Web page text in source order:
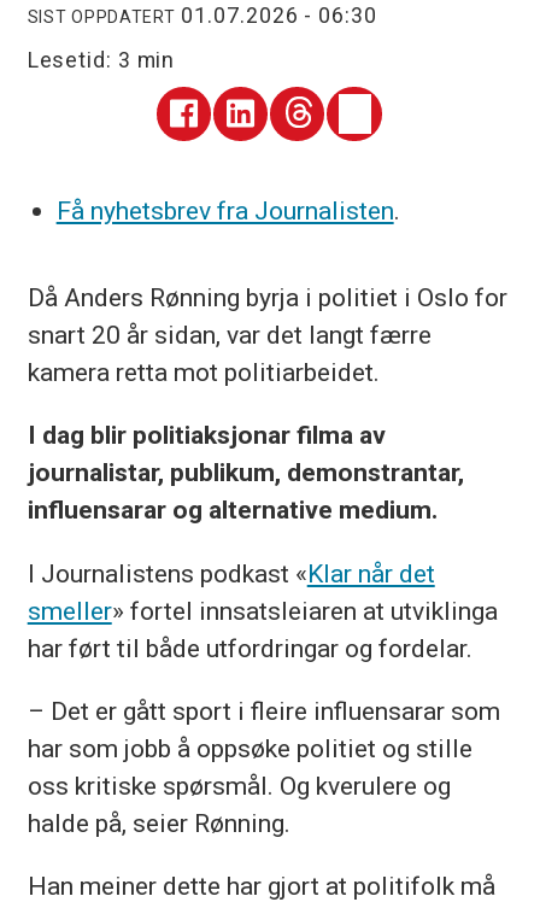
SIST OPPDATERT
01.07.2026 - 06:30
Lesetid: 3 min
Få nyhetsbrev fra Journalisten.
Då Anders Rønning byrja i politiet i Oslo for
snart 20 år sidan, var det langt færre
kamera retta mot politiarbeidet.
I dag blir politiaksjonar filma av
journalistar, publikum, demonstrantar,
influensarar og alternative medium.
I Journalistens podkast «Klar når det
smeller» fortel innsatsleiaren at utviklinga
har ført til både utfordringar og fordelar.
– Det er gått sport i fleire influensarar som
har som jobb å oppsøke politiet og stille
oss kritiske spørsmål. Og kverulere og
halde på, seier Rønning.
Han meiner dette har gjort at politifolk må